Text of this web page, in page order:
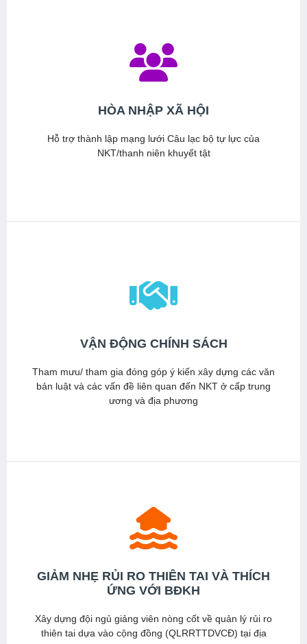
HÒA NHẬP XÃ HỘI
Hỗ trợ thành lập mạng lưới Câu lạc bộ tự lực của
NKT/thanh niên khuyết tật
VẬN ĐỘNG CHÍNH SÁCH
Tham mưu/ tham gia đóng góp ý kiến xây dựng các văn
bản luật và các vấn đề liên quan đến NKT ở cấp trung
ương và địa phương
GIẢM NHẸ RỦI RO THIÊN TAI VÀ THÍCH
ỨNG VỚI BĐKH
Xây dựng đội ngủ giảng viên nòng cốt về quản lý rủi ro
thiên tai dựa vào cộng đồng (QLRRTTDVCĐ) tại địa